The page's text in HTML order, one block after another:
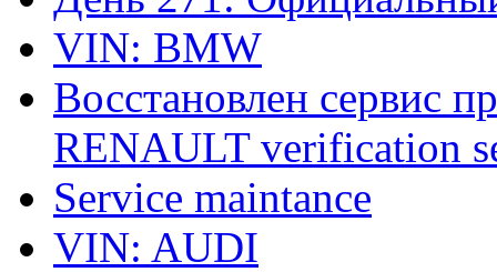
VIN: BMW
Восстановлен сервис
RENAULT verification
Service maintance
VIN: AUDI